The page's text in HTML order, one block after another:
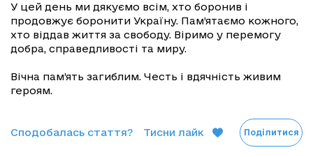
У цей день ми дякуємо всім, хто боронив і
продовжує боронити Україну. Пам’ятаємо кожного,
хто віддав життя за свободу. Віримо у перемогу
добра, справедливості та миру.
Вічна пам’ять загиблим. Честь і вдячність живим
героям.
Сподобалась стаття? Тисни лайк Поділитися